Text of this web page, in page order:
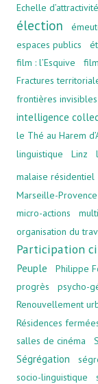
Echelle d’attractivité
élection
espaces publics
film : l’Esquive
Fractures
frontières invisibles
intelligence
le Thé au Harem
linguistique
Linz
malaise résidentiel
Marseille-
micro-actions
organisation du
Participation
Peuple Philippe
progrès
psycho-
Renouvellement
Résidences
salles de cinéma
Ségrégation
socio-linguistique